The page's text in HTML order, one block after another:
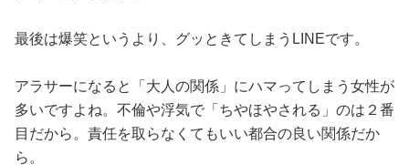
最後は爆笑というより、グッときてしまうLINEです。
アラサーになると「大人の関係」にハマってしまう女性が
多いですよね。不倫や浮気で「ちやほやされる」のは２番
目だから。責任を取らなくてもいい都合の良い関係だか
ら。